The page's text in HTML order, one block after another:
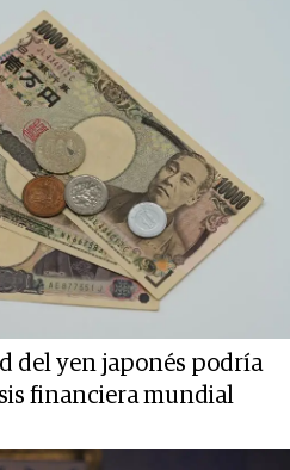
del yen japonés podría
financiera mundial